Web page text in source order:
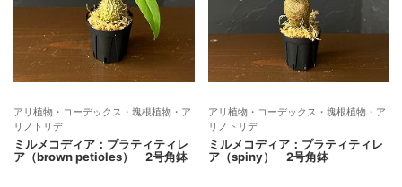
アリ植物・コーデックス・塊根植物・ア
リノトリデ
ミルメコディア：プラティティレ
ア（brown petioles） 2号角鉢
アリ植物・コーデックス・塊根植物・ア
リノトリデ
ミルメコディア：プラティティレ
ア（spiny） 2号角鉢